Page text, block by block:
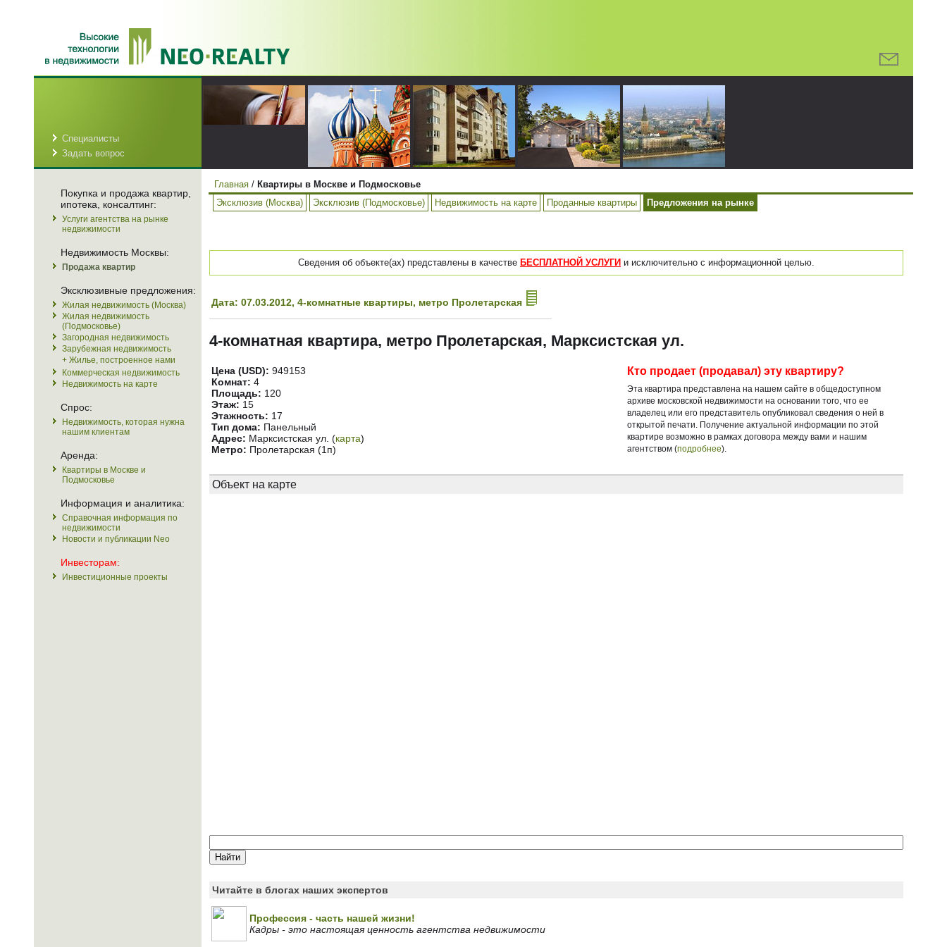
Специалисты
Задать вопрос
Покупка и продажа квартир,
ипотека, консалтинг:
Услуги агентства на рынке
недвижимости
Недвижимость Москвы:
Продажа квартир
Эксклюзивные предложения:
Жилая недвижимость (Москва)
Жилая недвижимость
(Подмосковье)
Загородная недвижимость
Зарубежная недвижимость
+ Жилье, построенное нами
Коммерческая недвижимость
Недвижимость на карте
Спрос:
Недвижимость, которая нужна
нашим клиентам
Аренда:
Квартиры в Москве и
Подмосковье
Информация и аналитика:
Справочная информация по
недвижимости
Новости и публикации Neo
Инвесторам:
Инвестиционные проекты
Главная / Квартиры в Москве и Подмосковье
Эксклюзив (Москва)
Эксклюзив (Подмосковье) Недвижимость на карте Проданные квартиры Предложения на рынке
Сведения об объекте(ах) представлены в качестве БЕСПЛАТНОЙ УСЛУГИ и исключительно с информационной целью.
Дата: 07.03.2012, 4-комнатные квартиры, метро Пролетарская
4-комнатная квартира, метро Пролетарская, Марксистская ул.
Цена (USD): 949153
Комнат: 4
Площадь: 120
Этаж: 15
Этажность: 17
Тип дома: Панельный
Адрес: Марксистская ул. (карта)
Метро: Пролетарская (1п)
Кто продает (продавал) эту квартиру?
Эта квартира представлена на нашем сайте в общедоступном
архиве московской недвижимости на основании того, что ее
владелец или его представитель опубликовал сведения о ней в
открытой печати. Получение актуальной информации по этой
квартире возможно в рамках договора между вами и нашим
агентством (подробнее).
Объект на карте
Читайте в блогах наших экспертов
Профессия - часть нашей жизни!
Кадры - это настоящая ценность агентства недвижимости